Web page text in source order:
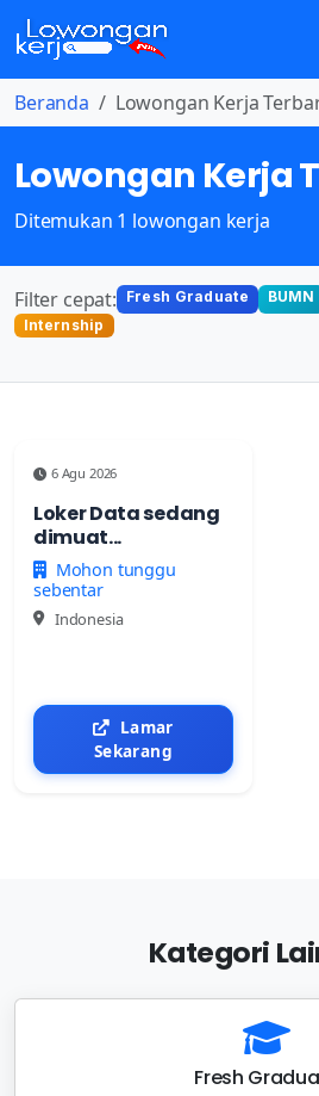
Beranda Lowongan Kerja
Lowongan Kerja
Ditemukan 1 lowongan kerja
Filter cepat: Fresh Graduate BUMN
Internship
6 Agu 2026
Loker Data sedang
dimuat...
Mohon tunggu
sebentar
Indonesia
Lamar
Sekarang
Kategori
Fresh